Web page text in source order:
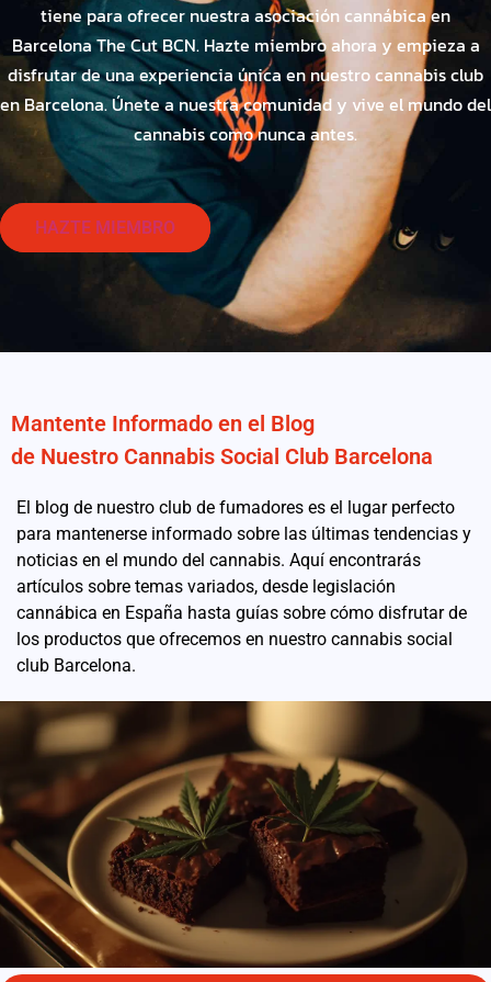
tiene para ofrecer nuestra asociación cannábica en
Barcelona The Cut BCN. Hazte miembro ahora y empieza a
disfrutar de una experiencia única en nuestro cannabis club
en Barcelona. Únete a nuestra comunidad y vive el mundo del
cannabis como nunca antes.
HAZTE MIEMBRO
Mantente Informado en el Blog
de Nuestro Cannabis Social Club Barcelona
El blog de nuestro club de fumadores es el lugar perfecto
para mantenerse informado sobre las últimas tendencias y
noticias en el mundo del cannabis. Aquí encontrarás
artículos sobre temas variados, desde legislación
cannábica en España hasta guías sobre cómo disfrutar de
los productos que ofrecemos en nuestro cannabis social
club Barcelona.